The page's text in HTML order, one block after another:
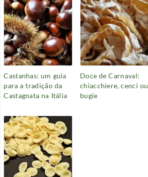
Castanhas: um guia
para a tradição da
Castagnata na Itália
Doce de Carnaval:
chiacchiere, cenci ou
bugie